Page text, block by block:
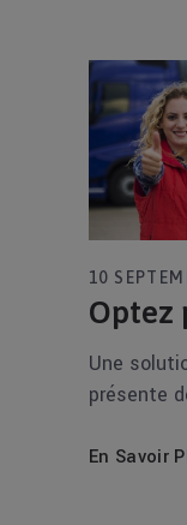
10
Optez
Une
présente
En Savoir